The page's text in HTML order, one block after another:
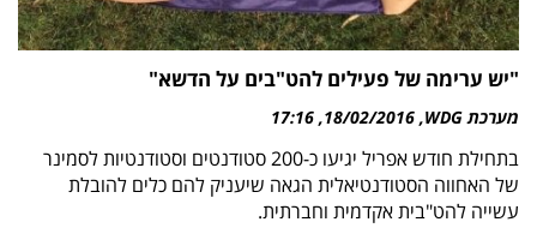
"יש ערימה של פעילים להט"בים על הדשא"
מערכת WDG 18/02/2016
17:16
בתחילת חודש אפריל יגיעו כ-200 סטודנטים וסטודנטיות לסמינר
של האחווה הסטודנטיאלית הגאה שיעניק להם כלים להובלת
עשייה להט"בית אקדמית וחברתית.